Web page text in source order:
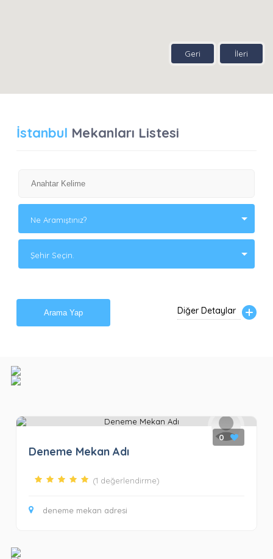
Geri İleri
İstanbul Mekanları Listesi
Ne Aramıştınız?
Şehir Seçin.
Arama Yap Diğer Detaylar
0
Deneme Mekan Adı
(1 değerlendirme)
deneme mekan adresi